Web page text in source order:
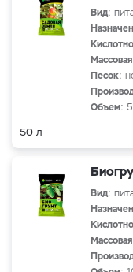
Вид:
Песок:
Объем:
50 л
Вид: